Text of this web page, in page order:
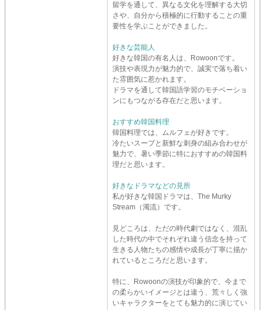
留学を通して、異なる文化を理解する大切
さや、自分から積極的に行動することの重
要性を学ぶことができました。
好きな芸能人
好きな韓国の有名人は、Rowoonです。
演技や表現力が魅力的で、誠実で落ち着い
た雰囲気に惹かれます。
ドラマを通して韓国語学習のモチベーショ
ンにもつながる存在だと思います。
おすすめ韓国料理
韓国料理では、ムルフェが好きです。
冷たいスープと新鮮な刺身の組み合わせが
魅力で、暑い季節に特におすすめの韓国料
理だと思います。
好きなドラマなどの見所
私が好きな韓国ドラマは、The Murky
Stream（濁流）です。
見どころは、ただの時代劇ではなく、混乱
した時代の中でそれぞれ違う信念を持って
生きる人物たちの感情や成長が丁寧に描か
れているところだと思います。
特に、Rowoonの演技が印象的で、今まで
の柔らかいイメージとは違う、荒々しく強
いキャラクターをとても魅力的に演じてい